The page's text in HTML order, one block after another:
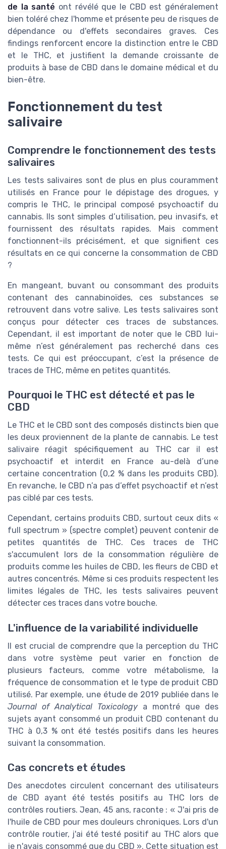
de la santé ont révélé que le CBD est généralement
bien toléré chez l'homme et présente peu de risques de
dépendance ou d'effets secondaires graves. Ces
findings renforcent encore la distinction entre le CBD
et le THC, et justifient la demande croissante de
produits à base de CBD dans le domaine médical et du
bien-être.
Fonctionnement du test
salivaire
Comprendre le fonctionnement des tests
salivaires
Les tests salivaires sont de plus en plus couramment
utilisés en France pour le dépistage des drogues, y
compris le THC, le principal composé psychoactif du
cannabis. Ils sont simples d’utilisation, peu invasifs, et
fournissent des résultats rapides. Mais comment
fonctionnent-ils précisément, et que signifient ces
résultats en ce qui concerne la consommation de CBD
?
En mangeant, buvant ou consommant des produits
contenant des cannabinoïdes, ces substances se
retrouvent dans votre salive. Les tests salivaires sont
conçus pour détecter ces traces de substances.
Cependant, il est important de noter que le CBD lui-
même n’est généralement pas recherché dans ces
tests. Ce qui est préoccupant, c’est la présence de
traces de THC, même en petites quantités.
Pourquoi le THC est détecté et pas le
CBD
Le THC et le CBD sont des composés distincts bien que
les deux proviennent de la plante de cannabis. Le test
salivaire réagit spécifiquement au THC car il est
psychoactif et interdit en France au-delà d’une
certaine concentration (0,2 % dans les produits CBD).
En revanche, le CBD n’a pas d’effet psychoactif et n’est
pas ciblé par ces tests.
Cependant, certains produits CBD, surtout ceux dits «
full spectrum » (spectre complet) peuvent contenir de
petites quantités de THC. Ces traces de THC
s'accumulent lors de la consommation régulière de
produits comme les huiles de CBD, les fleurs de CBD et
autres concentrés. Même si ces produits respectent les
limites légales de THC, les tests salivaires peuvent
détecter ces traces dans votre bouche.
L'influence de la variabilité individuelle
Il est crucial de comprendre que la perception du THC
dans votre système peut varier en fonction de
plusieurs facteurs, comme votre métabolisme, la
fréquence de consommation et le type de produit CBD
utilisé. Par exemple, une étude de 2019 publiée dans le
Journal of Analytical Toxicology a montré que des
sujets ayant consommé un produit CBD contenant du
THC à 0,3 % ont été testés positifs dans les heures
suivant la consommation.
Cas concrets et études
Des anecdotes circulent concernant des utilisateurs
de CBD ayant été testés positifs au THC lors de
contrôles routiers. Jean, 45 ans, raconte : « J'ai pris de
l'huile de CBD pour mes douleurs chroniques. Lors d'un
contrôle routier, j'ai été testé positif au THC alors que
je n'avais consommé que du CBD ». Cette situation est